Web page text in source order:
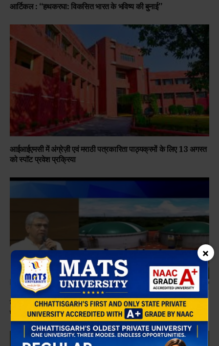
आर्टिकल : “हथकरघा: विकसित भारत के भविष्य की बुनाई”
आईआईएमसी में अंग्रेज़ी एवं मराठी पत्रकारिता पाठ्यक्रमों के लिए 13 अगस्त
को स्पॉट प्रवेश प्रक्रिया
केंद्रीय मंत्रिमंडल ने ₹23,731 करोड़ के कुल परिव्यय के साथ राष्ट्रीय
परिपत्र जैव-ऊर्जा योजना ‘गोबरधन’ को मंजूरी दी।
×